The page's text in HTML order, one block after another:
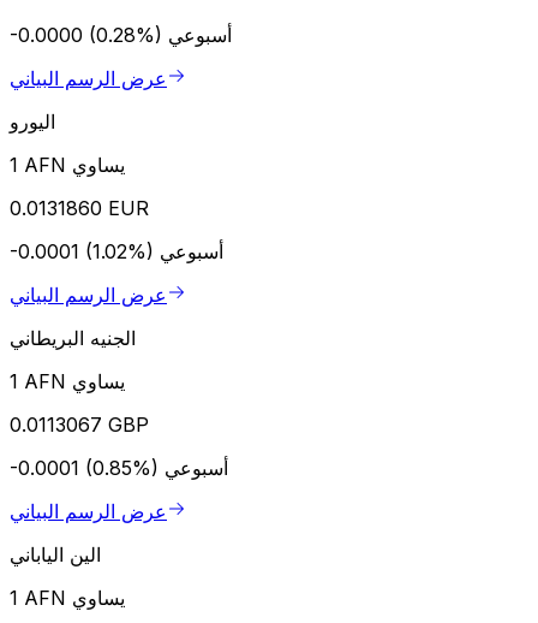
-0.0000 (0.28%) أسبوعي
عرض الرسم البياني
اليورو
1 AFN يساوي
0.0131860 EUR
-0.0001 (1.02%) أسبوعي
عرض الرسم البياني
الجنيه البريطاني
1 AFN يساوي
0.0113067 GBP
-0.0001 (0.85%) أسبوعي
عرض الرسم البياني
الين الياباني
1 AFN يساوي